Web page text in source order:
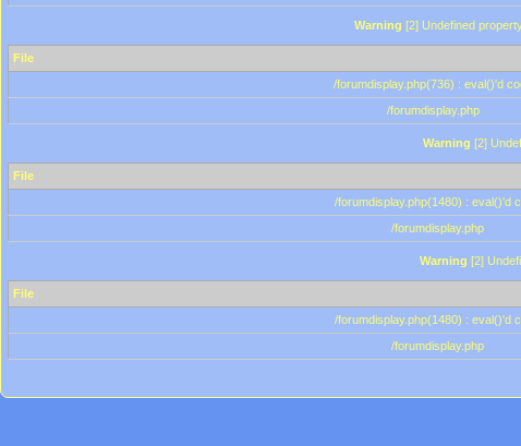
Warning [2] Undefined
File
/forumdisplay.php(736) : eval()'d
/forumdisplay.php
Warning [2]
File
/forumdisplay.php(1480) : eval()'d
/forumdisplay.php
Warning [2]
File
/forumdisplay.php(1480) : eval()'d
/forumdisplay.php